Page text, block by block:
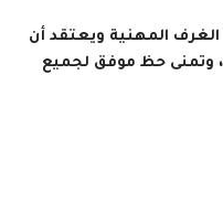
المهنية ويعتقد أن
وتمنى حظ موفق لجميع